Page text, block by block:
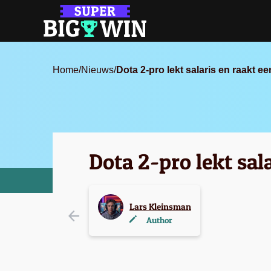
Home/Nieuws/Dota 2-pro lekt salaris en raakt
Dota 2-pro lekt
Lars Kleinsman
Author